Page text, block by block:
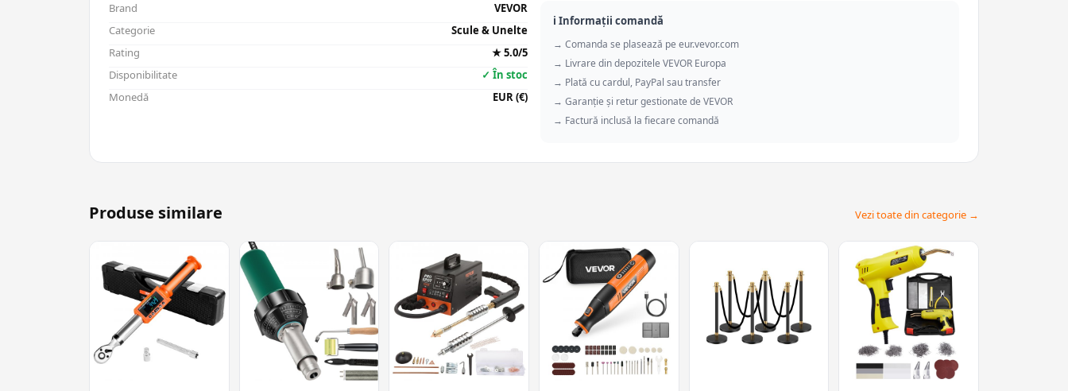
Brand
VEVOR
Categorie
Scule & Unelte
Rating
★ 5.0/5
Disponibilitate
✓ În stoc
Monedă
EUR (€)
ℹ️ Informații comandă
→ Comanda se plasează pe eur.vevor.com
→ Livrare din depozitele VEVOR Europa
→ Plată cu cardul, PayPal sau transfer
→ Garanție și retur gestionate de VEVOR
→ Factură inclusă la fiecare comandă
Produse similare Vezi toate din categorie →